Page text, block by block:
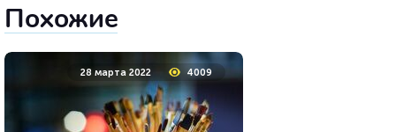
Похожие
28 марта 2022 4009